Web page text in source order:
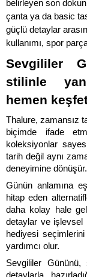
belirleyen son
çanta ya da basic
güçlü detaylar
kullanımı, spor
Sevgililer
stilinle
hemen
Thalure, zamansız
biçimde ifade
koleksiyonlar
tarih değil aynı
deneyimine dönüşür.
Günün anlamına
hitap eden
daha kolay hale
detaylar ve işlevsel
hediyesi
yardımcı olur.
Sevgililer